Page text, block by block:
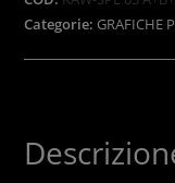
quantità
Categorie: GRAFICHE